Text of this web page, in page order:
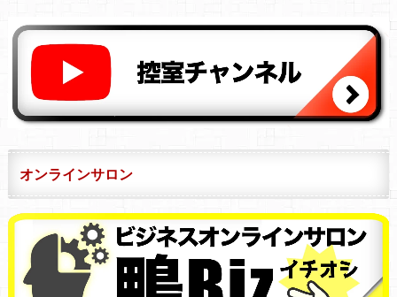
オンラインサロン